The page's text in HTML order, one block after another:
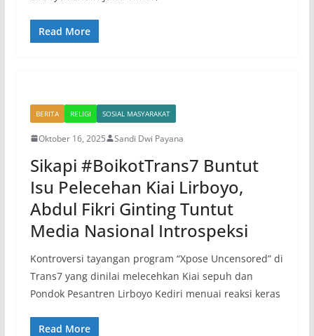
Read More
BERITA RELIGI SOSIAL MASYARAKAT
Oktober 16, 2025 Sandi Dwi Payana
Sikapi #BoikotTrans7 Buntut
Isu Pelecehan Kiai Lirboyo,
Abdul Fikri Ginting Tuntut
Media Nasional Introspeksi
​Kontroversi tayangan program “Xpose Uncensored” di
Trans7 yang dinilai melecehkan Kiai sepuh dan
Pondok Pesantren Lirboyo Kediri menuai reaksi keras
Read More